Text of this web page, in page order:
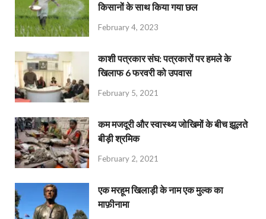
किसानों के साथ किया गया छल
February 4, 2023
काशी पत्रकार संघ: पत्रकारों पर हमले के
खिलाफ 6 फरवरी को उपवास
February 5, 2021
कम मजदूरी और स्वास्थ्य जोखिमों के बीच झूलते
बीड़ी श्रमिक
February 2, 2021
एक मरहूम खिलाड़ी के नाम एक मुल्क का
माफ़ीनामा